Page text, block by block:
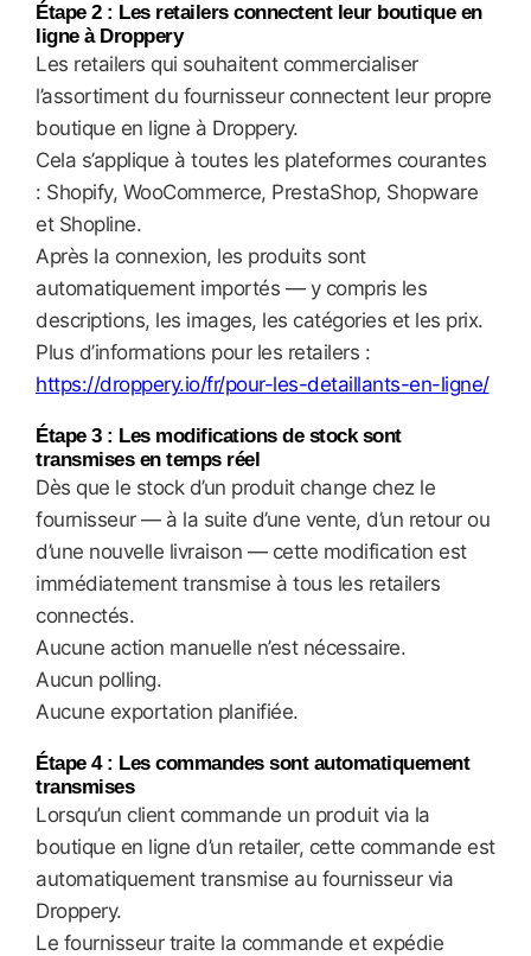
Étape 2 : Les retailers connectent leur boutique en
ligne à Droppery
Les retailers qui souhaitent commercialiser
l’assortiment du fournisseur connectent leur propre
boutique en ligne à Droppery.
Cela s’applique à toutes les plateformes courantes
: Shopify, WooCommerce, PrestaShop, Shopware
et Shopline.
Après la connexion, les produits sont
automatiquement importés — y compris les
descriptions, les images, les catégories et les prix.
Plus d’informations pour les retailers :
https://droppery.io/fr/pour-les-detaillants-en-ligne/
Étape 3 : Les modifications de stock sont
transmises en temps réel
Dès que le stock d’un produit change chez le
fournisseur — à la suite d’une vente, d’un retour ou
d’une nouvelle livraison — cette modification est
immédiatement transmise à tous les retailers
connectés.
Aucune action manuelle n’est nécessaire.
Aucun polling.
Aucune exportation planifiée.
Étape 4 : Les commandes sont automatiquement
transmises
Lorsqu’un client commande un produit via la
boutique en ligne d’un retailer, cette commande est
automatiquement transmise au fournisseur via
Droppery.
Le fournisseur traite la commande et expédie